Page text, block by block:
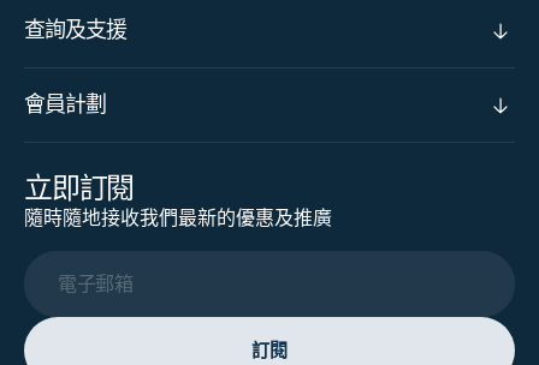
查詢及支援
會員計劃
立即訂閱
隨時隨地接收我們最新的優惠及推廣
電子郵箱
訂閱